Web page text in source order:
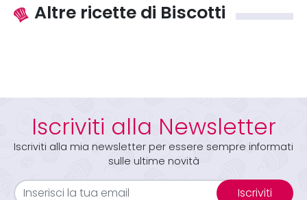
Altre ricette di Biscotti
Iscriviti alla Newsletter
Iscriviti alla mia newsletter per essere sempre informati
sulle ultime novità
Iscriviti